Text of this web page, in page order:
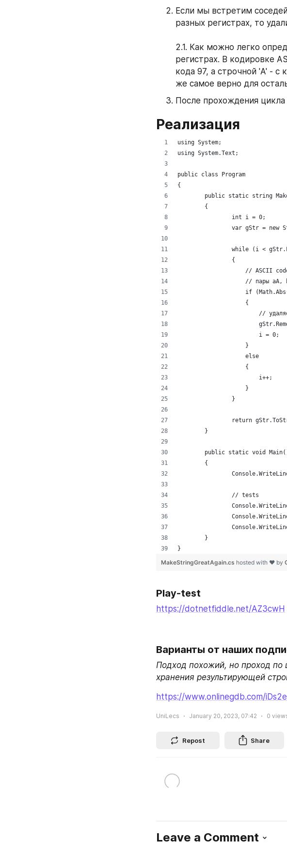
Если мы встретим
разных регистрах, то
2.1. Как можно легко
регистрах. В кодировке
кода 97, а строчной 'A' - с
же самое верно для
После прохождения
Реализация
Play-test
https://dotnetfiddle.net/AZ3cwH
Варианты от наших
Подход похожий, но проход по
хранения результирующей
https://www.onlinegdb.com/
UniLecs January 20, 2023, 07:42 0
Repost Share
Leave a Comment